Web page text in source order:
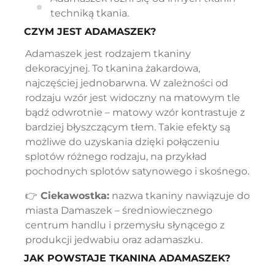
techniką tkania.
CZYM JEST ADAMASZEK?
Adamaszek jest rodzajem tkaniny
dekoracyjnej. To tkanina żakardowa,
najczęściej jednobarwna. W zależności od
rodzaju wzór jest widoczny na matowym tle
bądź odwrotnie – matowy wzór kontrastuje z
bardziej błyszczącym tłem. Takie efekty są
możliwe do uzyskania dzięki połączeniu
splotów różnego rodzaju, na przykład
pochodnych splotów satynowego i skośnego.
👉 Ciekawostka:nazwa tkaniny nawiązuje do
miasta Damaszek – średniowiecznego
centrum handlu i przemysłu słynącego z
produkcji jedwabiu oraz adamaszku.
JAK POWSTAJE TKANINA ADAMASZEK?